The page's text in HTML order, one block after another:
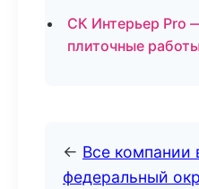
СК Интерьер Pro
плиточные
← Все
федеральный